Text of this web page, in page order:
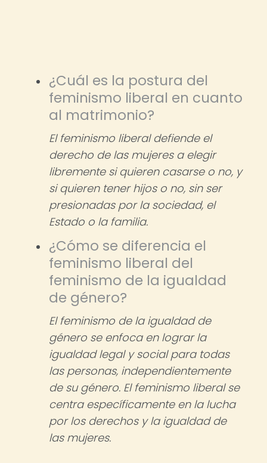
¿Cuál es la postura del
feminismo liberal en cuanto
al matrimonio?
El feminismo liberal defiende el
derecho de las mujeres a elegir
libremente si quieren casarse o no, y
si quieren tener hijos o no, sin ser
presionadas por la sociedad, el
Estado o la familia.
¿Cómo se diferencia el
feminismo liberal del
feminismo de la igualdad
de género?
El feminismo de la igualdad de
género se enfoca en lograr la
igualdad legal y social para todas
las personas, independientemente
de su género. El feminismo liberal se
centra específicamente en la lucha
por los derechos y la igualdad de
las mujeres.